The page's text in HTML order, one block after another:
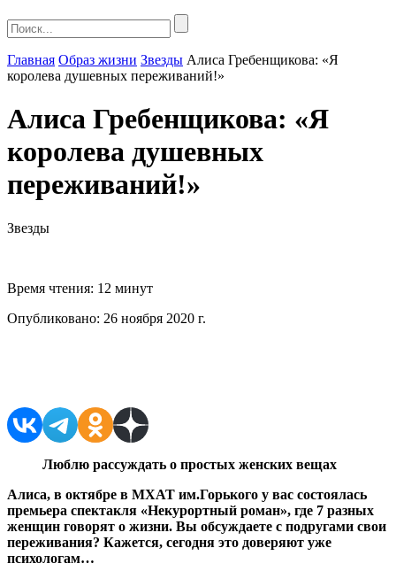
Главная Образ жизни Звезды Алиса Гребенщикова: «Я
королева душевных переживаний!»
Алиса Гребенщикова: «Я
королева душевных
переживаний!»
Звезды
Время чтения: 12 минут
Опубликовано: 26 ноября 2020 г.
Люблю рассуждать о простых женских вещах
Алиса, в октябре в МХАТ им.Горького у вас состоялась
премьера спектакля «Некурортный роман», где 7 разных
женщин говорят о жизни. Вы обсуждаете с подругами свои
переживания? Кажется, сегодня это доверяют уже
психологам…